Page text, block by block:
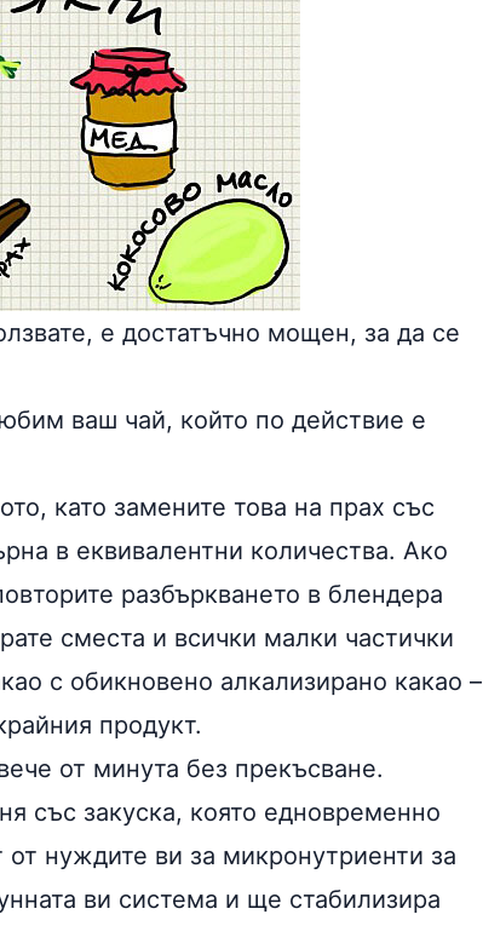
е достатъчно мощен, за да се
ваш чай, който по действие е
като замените това на прах със
в еквивалентни количества. Ако
разбъркването в блендера
сместа и всички малки частички
с обикновено алкализирано какао –
продукт.
от минута без прекъсване.
със закуска, която едновременно
нуждите ви за микронутриенти за
ви система и ще стабилизира